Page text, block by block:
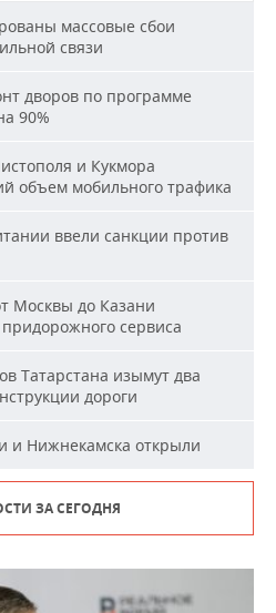
массовые сбои
связи
дворов по программе
90%
и Кукмора
объем мобильного трафика
ввели санкции против
Москвы до Казани
сервиса
Татарстана изымут два
дороги
и Нижнекамска открыли
ЗА СЕГОДНЯ